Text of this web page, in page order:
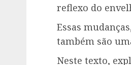
reflexo do
Essas
também são
Neste texto,